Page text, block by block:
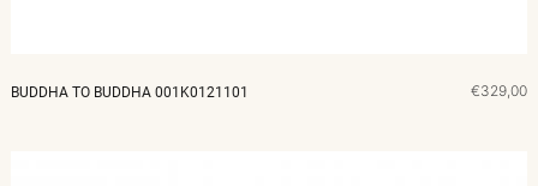
BUDDHA TO BUDDHA 001K0121101 €329,00